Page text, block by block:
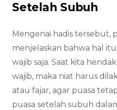
Setelah Subuh
Mengenai hadis tersebut,
menjelaskan bahwa hal
wajib saja. Saat kita
wajib, maka niat harus
atau fajar, agar puasa
puasa setelah subuh